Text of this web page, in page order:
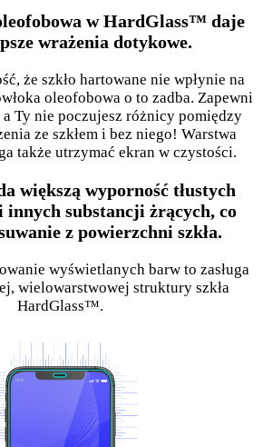
w HardGlass™ daje
wrażenia dotykowe.
że szkło hartowane nie wpłynie na
oleofobowa o to zadba. Zapewni
a Ty nie poczujesz różnicy pomiędzy
ze szkłem i bez niego! Warstwa
także utrzymać ekran w czystości.
większą wyporność tłustych
innych substancji żrących, co
z powierzchni szkła.
wyświetlanych barw to zasługa
wielowarstwowej struktury szkła
HardGlass™.